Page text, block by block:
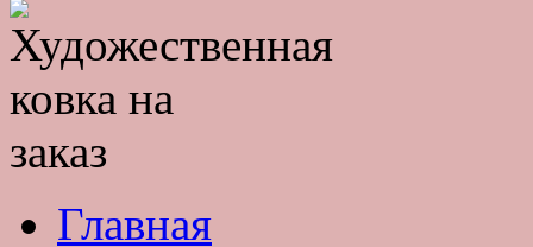
Главная